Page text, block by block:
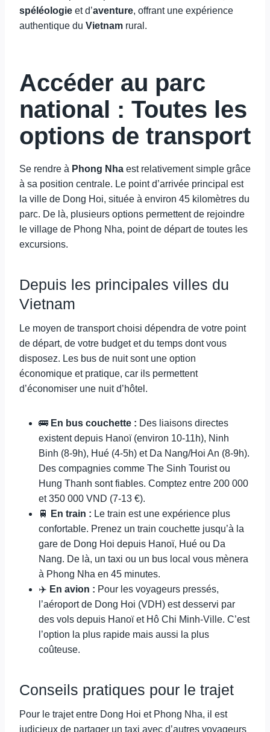
spéléologie et d’aventure, offrant une expérience
authentique du Vietnam rural.
Accéder au parc
national : Toutes les
options de transport
Se rendre à Phong Nha est relativement simple grâce
à sa position centrale. Le point d’arrivée principal est
la ville de Dong Hoi, située à environ 45 kilomètres du
parc. De là, plusieurs options permettent de rejoindre
le village de Phong Nha, point de départ de toutes les
excursions.
Depuis les principales villes du
Vietnam
Le moyen de transport choisi dépendra de votre point
de départ, de votre budget et du temps dont vous
disposez. Les bus de nuit sont une option
économique et pratique, car ils permettent
d’économiser une nuit d’hôtel.
🚌 En bus couchette : Des liaisons directes
existent depuis Hanoï (environ 10-11h), Ninh
Binh (8-9h), Hué (4-5h) et Da Nang/Hoi An (8-9h).
Des compagnies comme The Sinh Tourist ou
Hung Thanh sont fiables. Comptez entre 200 000
et 350 000 VND (7-13 €).
🚆
En train : Le train est une expérience plus
confortable. Prenez un train couchette jusqu’à la
gare de Dong Hoi depuis Hanoï, Hué ou Da
Nang. De là, un taxi ou un bus local vous mènera
à Phong Nha en 45 minutes.
✈️ En avion : Pour les voyageurs pressés,
l’aéroport de Dong Hoi (VDH) est desservi par
des vols depuis Hanoï et Hô Chi Minh-Ville. C’est
l’option la plus rapide mais aussi la plus
coûteuse.
Conseils pratiques pour le trajet
Pour le trajet entre Dong Hoi et Phong Nha, il est
judicieux de partager un taxi avec d’autres voyageurs